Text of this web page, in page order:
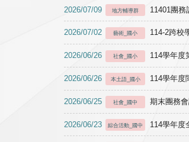
2026/07/09 地方輔導群 11401團
2026/07/02 藝術_國小 114-2跨校
2026/06/26 社會_國小 114學年度
2026/06/26 本土語_國小 114學年度
2026/06/25 社會_國中 期末團務
2026/06/23 綜合活動_國中 114學年度